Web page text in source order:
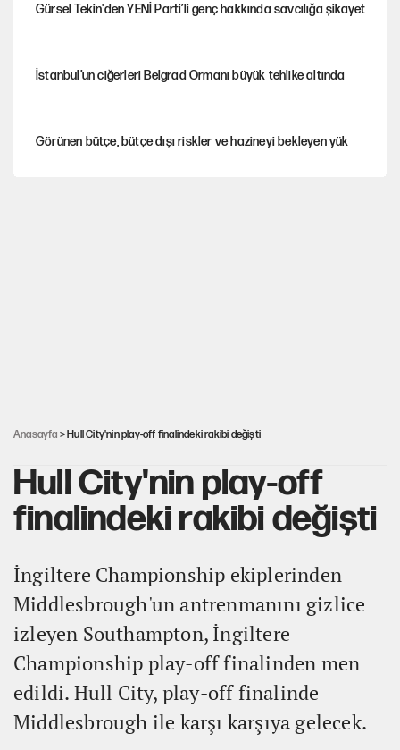
Gürsel Tekin'den YENİ Parti’li genç hakkında savcılığa şikayet
İstanbul’un ciğerleri Belgrad Ormanı büyük tehlike altında
Görünen bütçe, bütçe dışı riskler ve hazineyi bekleyen yük
Anasayfa > Hull City'nin play-off finalindeki rakibi değişti
Hull City'nin play-off
finalindeki rakibi değişti
İngiltere Championship ekiplerinden
Middlesbrough'un antrenmanını gizlice
izleyen Southampton, İngiltere
Championship play-off finalinden men
edildi. Hull City, play-off finalinde
Middlesbrough ile karşı karşıya gelecek.